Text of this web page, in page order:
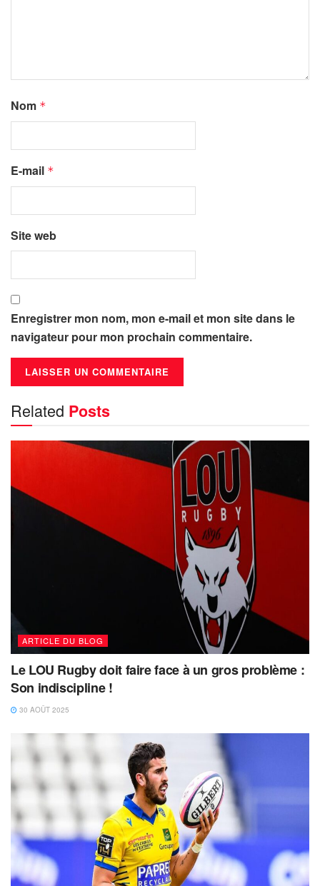
Nom *
E-mail *
Site web
Enregistrer mon nom, mon e-mail et mon site dans le
navigateur pour mon prochain commentaire.
Related Posts
ARTICLE DU BLOG
Le LOU Rugby doit faire face à un gros problème :
Son indiscipline !
30 AOÛT 2025